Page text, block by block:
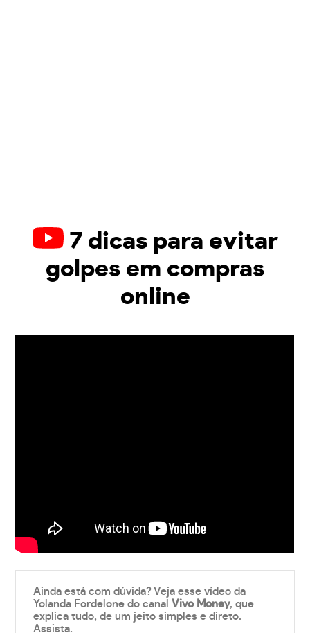
7 dicas para evitar
golpes em compras
online
Ainda está com dúvida? Veja esse vídeo da
Yolanda Fordelone do canalVivo Money, que
explica tudo, de um jeito simples e direto.
Assista.